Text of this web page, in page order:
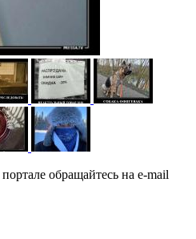
обращайтесь на e-mail